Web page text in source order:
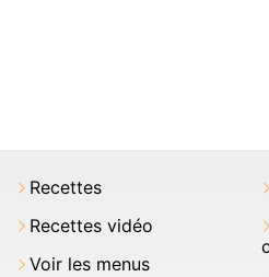
Recettes
Recettes vidéo
Voir les menus